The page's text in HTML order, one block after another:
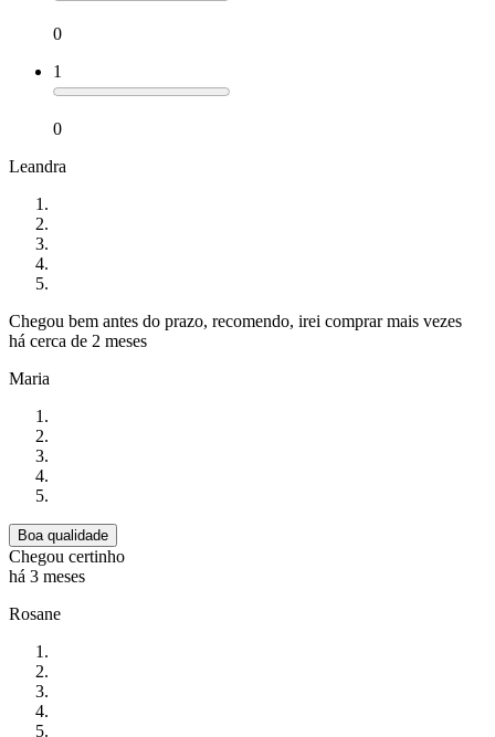
0
1
0
Leandra
Chegou bem antes do prazo, recomendo, irei comprar mais vezes
há cerca de 2 meses
Maria
Boa qualidade
Chegou certinho
há 3 meses
Rosane